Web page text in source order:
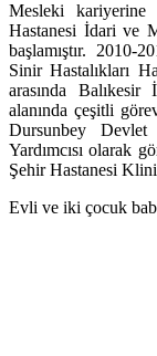
Mesleki kariyerine
Hastanesi İdari ve
başlamıştır. 2010-
Sinir Hastalıkları
arasında
alanında çeşitli
Dursunbey
Yardımcısı olarak
Şehir Hastanesi
Evli ve iki çocuk